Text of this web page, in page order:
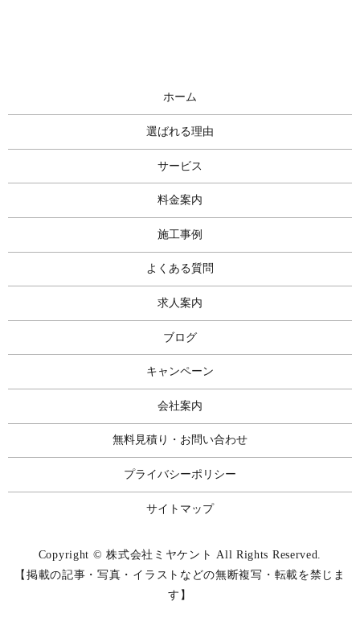
ホーム
選ばれる理由
サービス
料金案内
施工事例
よくある質問
求人案内
ブログ
キャンペーン
会社案内
無料見積り・お問い合わせ
プライバシーポリシー
サイトマップ
Copyright © 株式会社ミヤケント All Rights Reserved.
【掲載の記事・写真・イラストなどの無断複写・転載を禁じま
す】